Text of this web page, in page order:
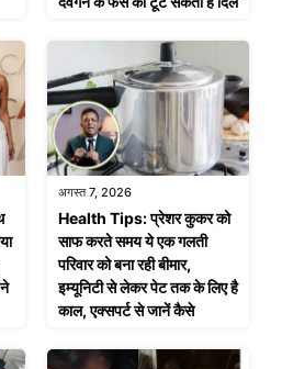
अगस्त 7, 2026
Health Tips: प्रेशर कुकर को
साफ करते समय ये एक गलती
परिवार को बना रही बीमार,
इम्यूनिटी से लेकर पेट तक के लिए है
काल, एक्सपर्ट से जानें कैसे